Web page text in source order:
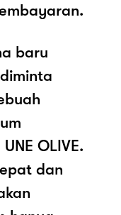
baru
OLIVE.
dan